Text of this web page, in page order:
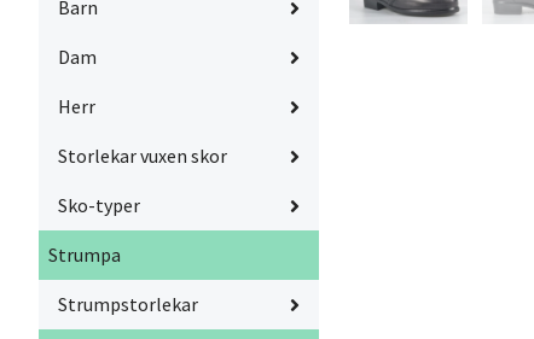
Barn
Dam
Herr
Storlekar vuxen skor
Sko-typer
Strumpa
Strumpstorlekar